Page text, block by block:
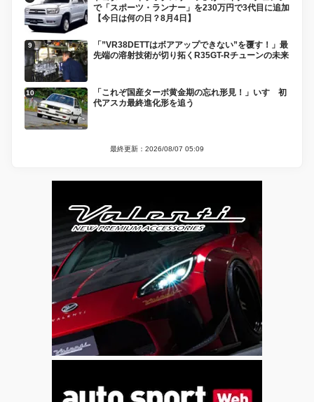
で「スポーツ・ランナー」を230万円で3代目に追加
【今日は何の日？8月4日】
「”VR38DETTはボアアップできない”を覆す！」最
先端の溶射技術が切り拓くR35GT-Rチューンの未来
「これぞ国産ターボ黄金期の忘れ形見！」いすゞ初
代アスカ最終進化形を追う
最終更新：2026/08/07 05:09